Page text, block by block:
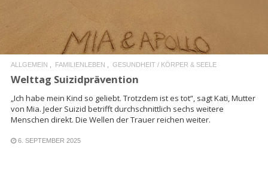
ALLGEMEIN FAMILIENLEBEN GESUNDHEIT / KÖRPER & SEELE
Welttag Suizidprävention
„Ich habe mein Kind so geliebt. Trotzdem ist es tot“, sagt Kati, Mutter
von Mia. Jeder Suizid betrifft durchschnittlich sechs weitere
Menschen direkt. Die Wellen der Trauer reichen weiter.
6. SEPTEMBER 2025